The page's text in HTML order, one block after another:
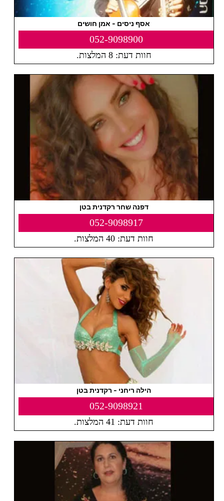
אסף ניסים - אמן חושים
052-9098900
חוות דעת: 8 המלצות.
דפנה שחר רקדנית בטן
052-9098917
חוות דעת: 40 המלצות.
הילה ריחני - רקדנית בטן
052-9098921
חוות דעת: 41 המלצות.